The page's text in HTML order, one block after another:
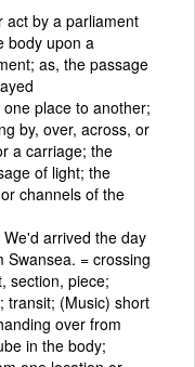
act by a parliament
body upon a
as, the passage
place to another;
by, over, across, or
a carriage; the
of light; the
channels of the
arrived the day
= crossing
section, piece;
transit; (Music) short
over from
in the body;